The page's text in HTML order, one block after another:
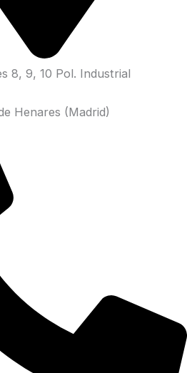
8, 9, 10 Pol. Industrial
Henares (Madrid)